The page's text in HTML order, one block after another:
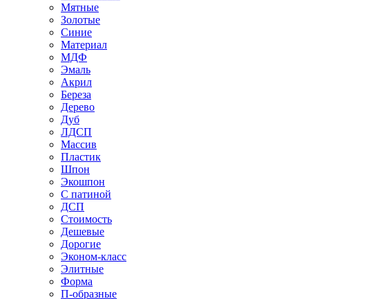
Мятные
Золотые
Синие
Материал
МДФ
Эмаль
Акрил
Береза
Дерево
Дуб
ЛДСП
Массив
Пластик
Шпон
Экошпон
С патиной
ДСП
Стоимость
Дешевые
Дорогие
Эконом-класс
Элитные
Форма
П-образные